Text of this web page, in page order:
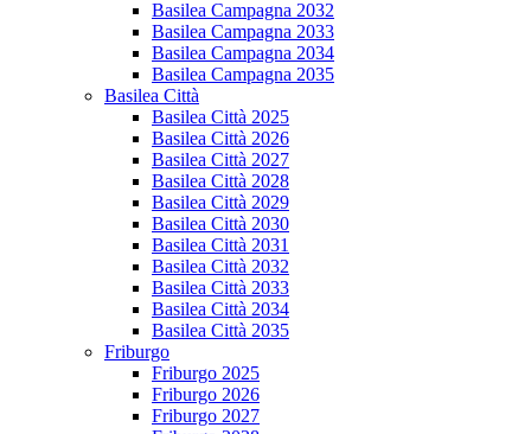
Basilea Campagna 2032
Basilea Campagna 2033
Basilea Campagna 2034
Basilea Campagna 2035
Basilea Città
Basilea Città 2025
Basilea Città 2026
Basilea Città 2027
Basilea Città 2028
Basilea Città 2029
Basilea Città 2030
Basilea Città 2031
Basilea Città 2032
Basilea Città 2033
Basilea Città 2034
Basilea Città 2035
Friburgo
Friburgo 2025
Friburgo 2026
Friburgo 2027